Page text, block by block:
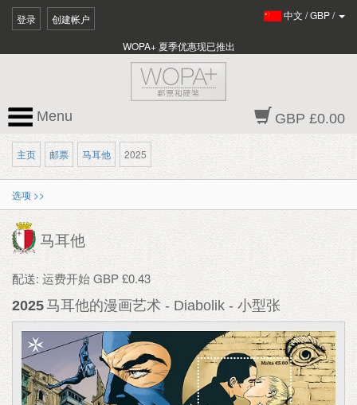
登录 创建帐户 中文 /GBP/
WOPA+ 夏季优惠现已推出
GBP £0.00
Menu
主页 邮票 马耳他 2025
选项 >>
马耳他
配送: 运费开始 GBP £0.43
2025马耳他的漫画艺术 - Diabolik - 小型张